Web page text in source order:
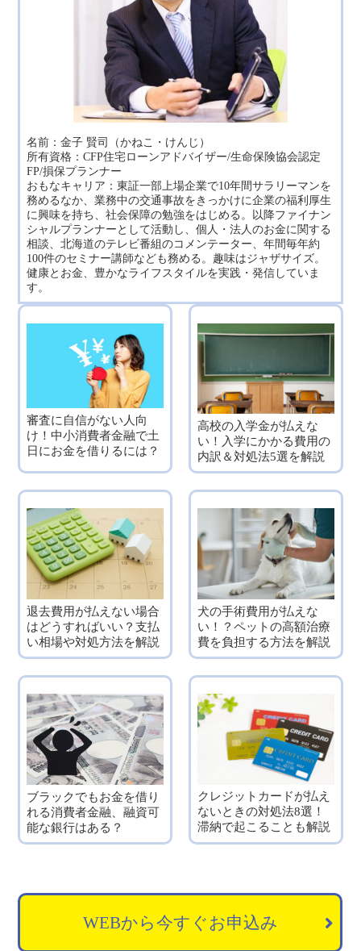
名前：金子 賢司（かねこ・けんじ）
所有資格：CFP住宅ローンアドバイザー/生命保険協会認定
FP/損保プランナー
おもなキャリア：東証一部上場企業で10年間サラリーマンを
務めるなか、業務中の交通事故をきっかけに企業の福利厚生
に興味を持ち、社会保障の勉強をはじめる。以降ファイナン
シャルプランナーとして活動し、個人・法人のお金に関する
相談、北海道のテレビ番組のコメンテーター、年間毎年約
100件のセミナー講師なども務める。趣味はジャザサイズ。
健康とお金、豊かなライフスタイルを実践・発信していま
す。
審査に自信がない人向
け！中小消費者金融で土
日にお金を借りるには？
高校の入学金が払えな
い！入学にかかる費用の
内訳＆対処法5選を解説
退去費用が払えない場合
はどうすればいい？支払
い相場や対処方法を解説
犬の手術費用が払えな
い！？ペットの高額治療
費を負担する方法を解説
ブラックでもお金を借り
れる消費者金融、融資可
能な銀行はある？
クレジットカードが払え
ないときの対処法8選！
滞納で起こることも解説
WEBから今すぐお申込み